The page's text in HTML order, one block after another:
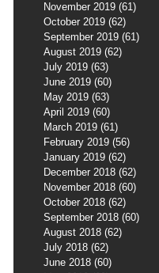
November 2019 (61)
October 2019 (62)
September 2019 (61)
August 2019 (62)
July 2019 (63)
June 2019 (60)
May 2019 (63)
April 2019 (60)
March 2019 (61)
February 2019 (56)
January 2019 (62)
December 2018 (62)
November 2018 (60)
October 2018 (62)
September 2018 (60)
August 2018 (62)
July 2018 (62)
June 2018 (60)